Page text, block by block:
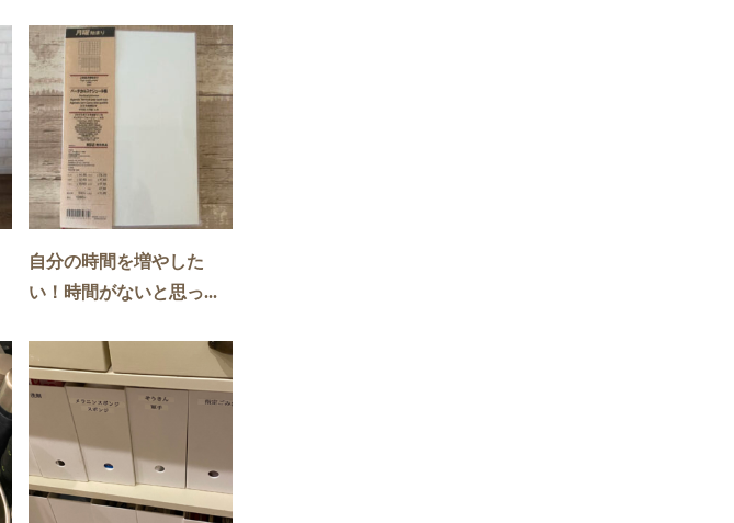
自分の時間を増やした
い！時間がないと思っ...